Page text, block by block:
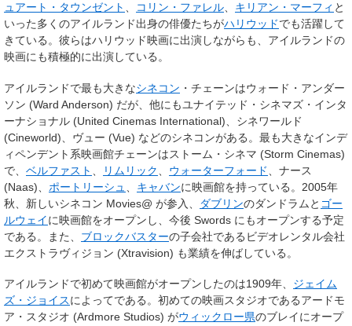
ュアート・タウンゼント
コリン・ファレル キリアン・マーフィ と
いった多くのアイルランド出身の俳優たちがハリウッドでも活躍して
きている。彼らはハリウッド映画に出演しながらも、アイルランドの
映画にも積極的に出演している。
アイルランドで最も大きなシネコン ・チェーンはウォード・アンダー
ソン (Ward Anderson) だが、他にもユナイテッド・シネマズ・インタ
ーナショナル (United Cinemas International)、シネワールド
(Cineworld)、ヴュー (Vue) などのシネコンがある。最も大きなインデ
ィペンデント系映画館チェーンはストーム・シネマ (Storm Cinemas)
で、 ベルファスト リムリック ウォーターフォード
、ナース
(Naas)、 ポートリーシュ キャバンに映画館を持っている。2005年
秋、新しいシネコン Movies@ が参入、
ダブリンのダンドラムと ゴー
ルウェイに映画館をオープンし、今後 Swords にもオープンする予定
である。また、 ブロックバスターの子会社であるビデオレンタル会社
エクストラヴィジョン (Xtravision) も業績を伸ばしている。
アイルランドで初めて映画館がオープンしたのは1909年、 ジェイム
ズ・ジョイスによってである。初めての映画スタジオであるアードモ
ア・スタジオ (Ardmore Studios) がウィックロー県のブレイにオープ